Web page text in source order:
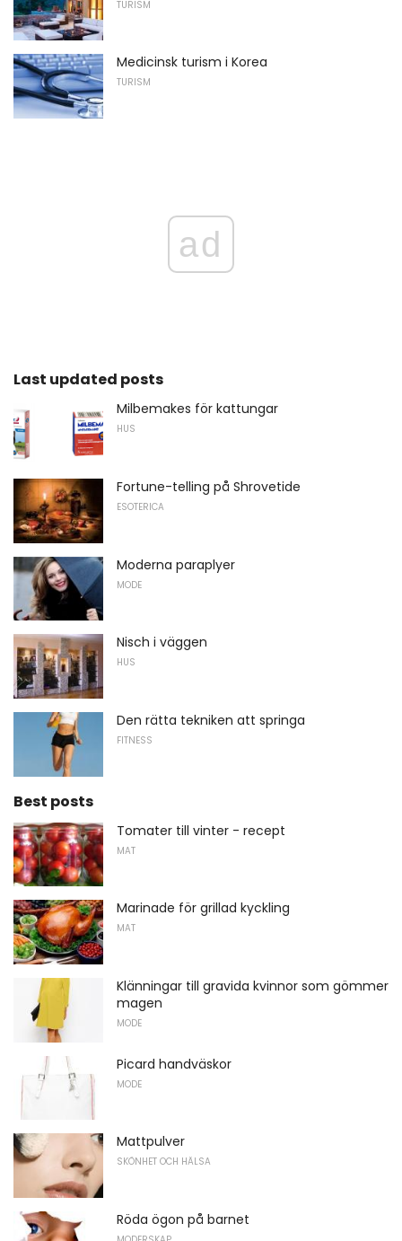
TURISM
Medicinsk turism i Korea
TURISM
ad
Last updated posts
Milbemakes för kattungar
HUS
Fortune-telling på Shrovetide
ESOTERICA
Moderna paraplyer
MODE
Nisch i väggen
HUS
Den rätta tekniken att springa
FITNESS
Best posts
Tomater till vinter - recept
MAT
Marinade för grillad kyckling
MAT
Klänningar till gravida kvinnor som gömmer
magen
MODE
Picard handväskor
MODE
Mattpulver
SKÖNHET OCH HÄLSA
Röda ögon på barnet